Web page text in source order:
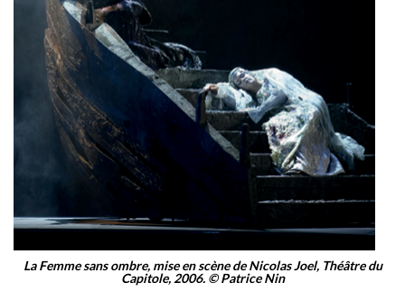
La Femme sans ombre, mise en scène de Nicolas Joel, Théâtre du
Capitole, 2006. © Patrice Nin